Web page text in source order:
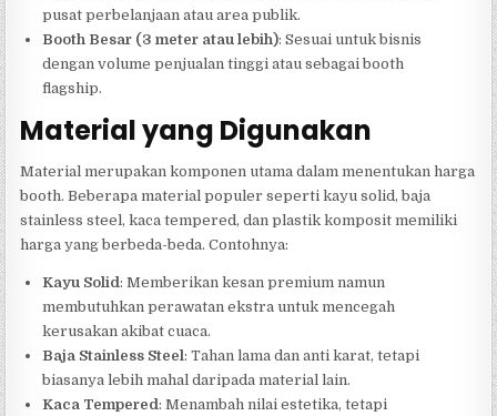
pusat perbelanjaan atau area publik.
Booth Besar (3 meter atau lebih): Sesuai untuk bisnis
dengan volume penjualan tinggi atau sebagai booth
flagship.
Material yang Digunakan
Material merupakan komponen utama dalam menentukan harga
booth. Beberapa material populer seperti kayu solid, baja
stainless steel, kaca tempered, dan plastik komposit memiliki
harga yang berbeda-beda. Contohnya:
Kayu Solid: Memberikan kesan premium namun
membutuhkan perawatan ekstra untuk mencegah
kerusakan akibat cuaca.
Baja Stainless Steel: Tahan lama dan anti karat, tetapi
biasanya lebih mahal daripada material lain.
Kaca Tempered: Menambah nilai estetika, tetapi